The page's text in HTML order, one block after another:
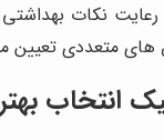
رعایت نکات
متعددی تعیین
انتخاب